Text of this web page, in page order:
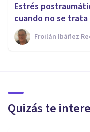
Estrés
cuando no se
Froilán Ibáñez
Quizás te